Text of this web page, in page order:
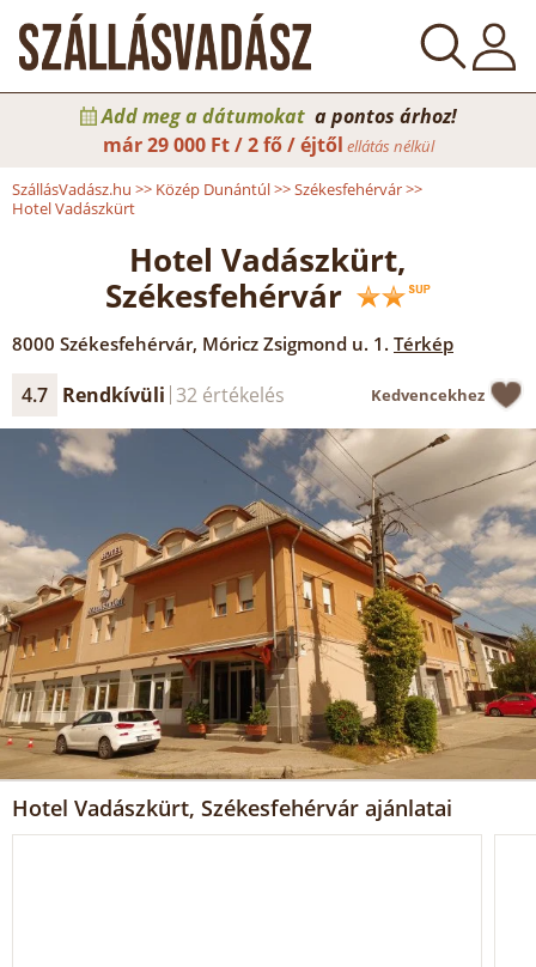
Add meg a dátumokat a pontos árhoz!
már29 000 Ft / 2 fő / éjtől ellátás nélkül
SzállásVadász.hu >> Közép Dunántúl>>Székesfehérvár>>
Hotel Vadászkürt
Hotel Vadászkürt,
Székesfehérvár
8000 Székesfehérvár, Móricz Zsigmond u. 1. Térkép
4.7 Rendkívüli 32 értékelés Kedvencekhez
Hotel Vadászkürt, Székesfehérvár ajánlatai